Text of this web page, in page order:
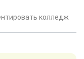
колледж